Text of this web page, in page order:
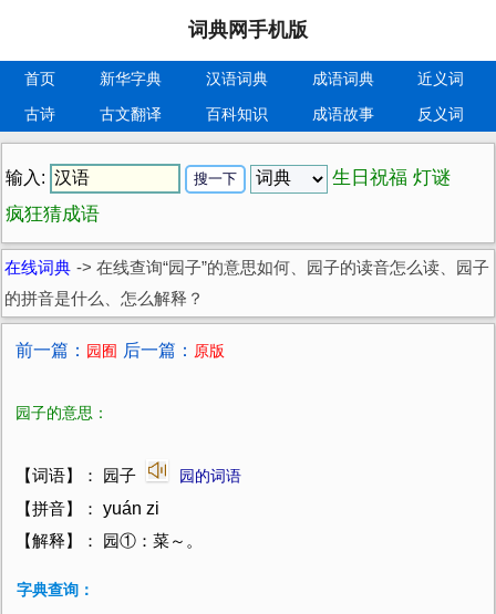
词典网手机版
首页 新华字典 汉语词典 成语词典
近义词
古诗
古文翻译 百科知识 成语故事 反义词
输入: 生日祝福 灯谜
疯狂猜成语
在线词典 -> 在线查询“园子”的意思如何、园子的读音怎么读、园子
的拼音是什么、怎么解释？
前一篇： 园囿 后一篇： 原版
园子的意思：
【词语】： 园子
园的词语
【拼音】： yuán zi
【解释】： 园①：菜～。
字典查询：